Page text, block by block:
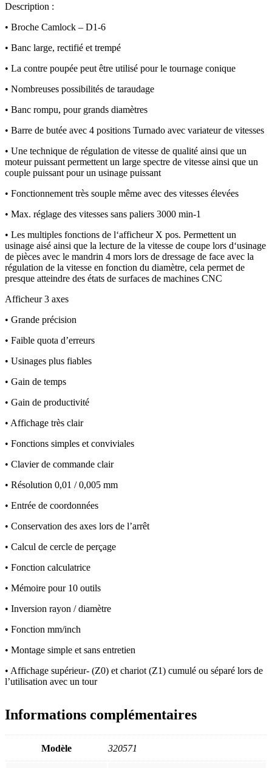
Description :
• Broche Camlock – D1-6
• Banc large, rectifié et trempé
• La contre poupée peut être utilisé pour le tournage conique
• Nombreuses possibilités de taraudage
• Banc rompu, pour grands diamètres
• Barre de butée avec 4 positions Turnado avec variateur de vitesses
• Une technique de régulation de vitesse de qualité ainsi que un
moteur puissant permettent un large spectre de vitesse ainsi que un
couple puissant pour un usinage puissant
• Fonctionnement très souple même avec des vitesses élevées
• Max. réglage des vitesses sans paliers 3000 min-1
• Les multiples fonctions de l‘afficheur X pos. Permettent un
usinage aisé ainsi que la lecture de la vitesse de coupe lors d‘usinage
de pièces avec le mandrin 4 mors lors de dressage de face avec la
régulation de la vitesse en fonction du diamètre, cela permet de
presque atteindre des états de surfaces de machines CNC
Afficheur 3 axes
• Grande précision
• Faible quota d’erreurs
• Usinages plus fiables
• Gain de temps
• Gain de productivité
• Affichage très clair
• Fonctions simples et conviviales
• Clavier de commande clair
• Résolution 0,01 / 0,005 mm
• Entrée de coordonnées
• Conservation des axes lors de l’arrêt
• Calcul de cercle de perçage
• Fonction calculatrice
• Mémoire pour 10 outils
• Inversion rayon / diamètre
• Fonction mm/inch
• Montage simple et sans entretien
• Affichage supérieur- (Z0) et chariot (Z1) cumulé ou séparé lors de
l’utilisation avec un tour
Informations complémentaires
Modèle 320571